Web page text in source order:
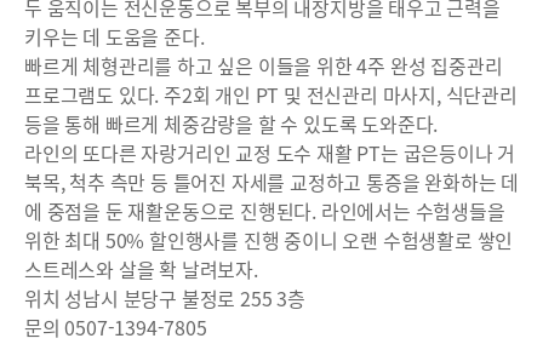
두 움직이는 전신운동으로 복부의 내장지방을 태우고 근력을
키우는 데 도움을 준다.
빠르게 체형관리를 하고 싶은 이들을 위한 4주 완성 집중관리
프로그램도 있다. 주2회 개인 PT 및 전신관리 마사지, 식단관리
등을 통해 빠르게 체중감량을 할 수 있도록 도와준다.
라인의 또다른 자랑거리인 교정 도수 재활 PT는 굽은등이나 거
북목, 척추 측만 등 틀어진 자세를 교정하고 통증을 완화하는 데
에 중점을 둔 재활운동으로 진행된다. 라인에서는 수험생들을
위한 최대 50% 할인행사를 진행 중이니 오랜 수험생활로 쌓인
스트레스와 살을 확 날려보자.
위치 성남시 분당구 불정로 255 3층
문의 0507-1394-7805